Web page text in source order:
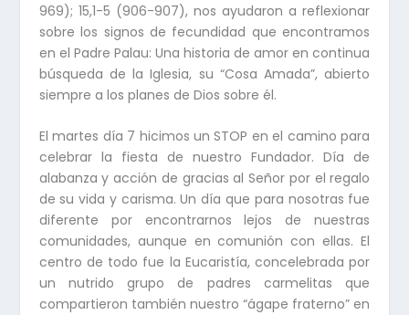
969); 15,1-5 (906-907), nos ayudaron a reflexionar
sobre los signos de fecundidad que encontramos
en el Padre Palau: Una historia de amor en continua
búsqueda de la Iglesia, su “Cosa Amada”, abierto
siempre a los planes de Dios sobre él.
El martes día 7 hicimos un STOP en el camino para
celebrar la fiesta de nuestro Fundador. Día de
alabanza y acción de gracias al Señor por el regalo
de su vida y carisma. Un día que para nosotras fue
diferente por encontrarnos lejos de nuestras
comunidades, aunque en comunión con ellas. El
centro de todo fue la Eucaristía, concelebrada por
un nutrido grupo de padres carmelitas que
compartieron también nuestro “ágape fraterno” en